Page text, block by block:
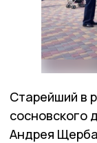
Старейший в
сосновского
Андрея